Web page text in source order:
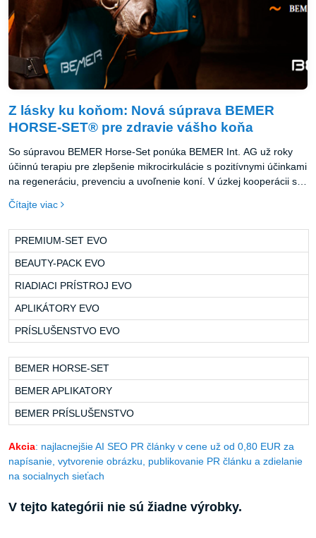
Z lásky ku koňom: Nová súprava BEMER
HORSE-SET® pre zdravie vášho koňa
So súpravou BEMER Horse-Set ponúka BEMER Int. AG už roky
účinnú terapiu pre zlepšenie mikrocirkulácie s pozitívnymi účinkami
na regeneráciu, prevenciu a uvoľnenie koní. V úzkej kooperácii s
obsahuje teraz nové prvky a premyslené detaily. Naozaj šťastný je
uvoľnený. Až potom môže tento pozorne a ochotne spolupracovať.
Čítajte viac
PREMIUM-SET EVO
BEAUTY-PACK EVO
RIADIACI PRÍSTROJ EVO
APLIKÁTORY EVO
PRÍSLUŠENSTVO EVO
BEMER HORSE-SET
BEMER APLIKATORY
BEMER PRÍSLUŠENSTVO
Akcia: najlacnejšie AI SEO PR články v cene už od 0,80 EUR za
napísanie, vytvorenie obrázku, publikovanie PR článku a zdielanie
na socialnych sieťach